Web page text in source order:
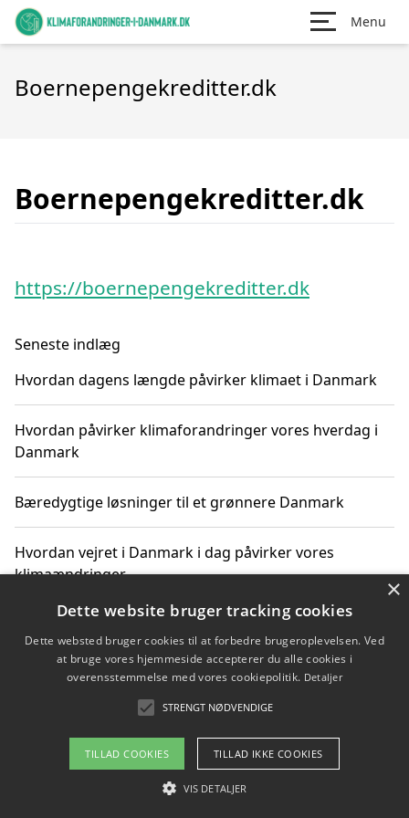
Menu
Boernepengekreditter.dk
Boernepengekreditter.dk
https://boernepengekreditter.dk
Seneste indlæg
Hvordan dagens længde påvirker klimaet i Danmark
Hvordan påvirker klimaforandringer vores hverdag i
Danmark
Bæredygtige løsninger til et grønnere Danmark
Hvordan vejret i Danmark i dag påvirker vores
klimaændringer
Hvordan klimaændringer påvirker danske unges
gaveønsker
Om / kontakt
Blog Betingelser
×
Dette website bruger tracking cookies
Dette websted bruger cookies til at forbedre brugeroplevelsen. Ved
at bruge vores hjemmeside accepterer du alle cookies i
overensstemmelse med vores cookiepolitik. Detaljer
STRENGT NØDVENDIGE
TILLAD COOKIES TILLAD IKKE COOKIES
VIS DETALJER